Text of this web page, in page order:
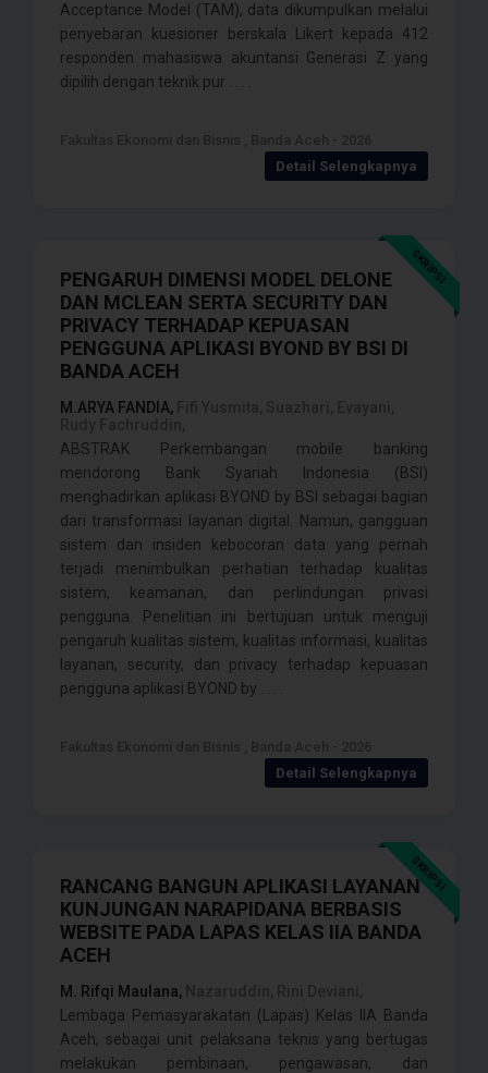
Acceptance Model (TAM), data dikumpulkan melalui
penyebaran kuesioner berskala Likert kepada 412
responden mahasiswa akuntansi Generasi Z yang
dipilih dengan teknik pur . . . .
Detail Selengkapnya
SKRIPSI
PENGARUH DIMENSI MODEL DELONE
DAN MCLEAN SERTA SECURITY DAN
PRIVACY TERHADAP KEPUASAN
PENGGUNA APLIKASI BYOND BY BSI DI
BANDA ACEH
M.ARYA FANDIA,
ABSTRAK Perkembangan mobile banking
mendorong Bank Syariah Indonesia (BSI)
menghadirkan aplikasi BYOND by BSI sebagai bagian
dari transformasi layanan digital. Namun, gangguan
sistem dan insiden kebocoran data yang pernah
terjadi menimbulkan perhatian terhadap kualitas
sistem, keamanan, dan perlindungan privasi
pengguna. Penelitian ini bertujuan untuk menguji
pengaruh kualitas sistem, kualitas informasi, kualitas
layanan, security, dan privacy terhadap kepuasan
pengguna aplikasi BYOND by . . . .
Detail Selengkapnya
SKRIPSI
RANCANG BANGUN APLIKASI LAYANAN
KUNJUNGAN NARAPIDANA BERBASIS
WEBSITE PADA LAPAS KELAS IIA BANDA
ACEH
M. Rifqi Maulana,
Lembaga Pemasyarakatan (Lapas) Kelas IIA Banda
Aceh, sebagai unit pelaksana teknis yang bertugas
melakukan pembinaan, pengawasan, dan